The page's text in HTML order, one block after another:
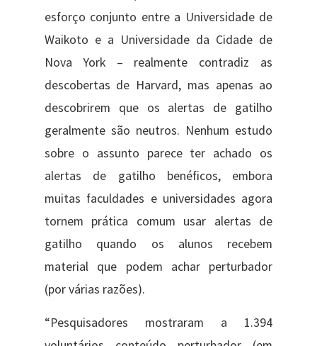
esforço conjunto entre a Universidade de
Waikoto e a Universidade da Cidade de
Nova York – realmente contradiz as
descobertas de Harvard, mas apenas ao
descobrirem que os alertas de gatilho
geralmente são neutros. Nenhum estudo
sobre o assunto parece ter achado os
alertas de gatilho benéficos, embora
muitas faculdades e universidades agora
tornem prática comum usar alertas de
gatilho quando os alunos recebem
material que podem achar perturbador
(por várias razões).
“Pesquisadores mostraram a 1.394